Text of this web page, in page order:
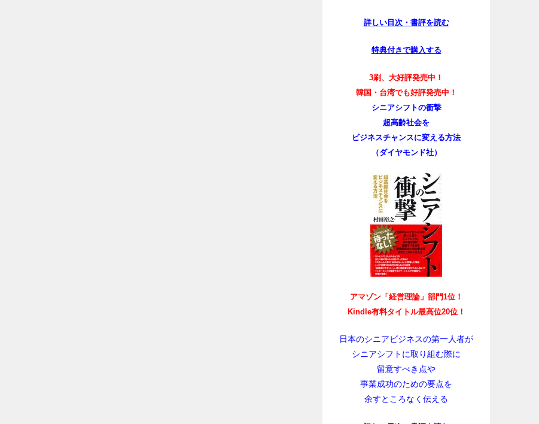
詳しい目次・書評を読む
特典付きで購入する
3刷、大好評発売中！
韓国・台湾でも好評発売中！
シニアシフトの衝撃
超高齢社会を
ビジネスチャンスに変える方法
（ダイヤモンド社）
アマゾン「経営理論」部門1位！
Kindle有料タイトル最高位20位！
日本のシニアビジネスの第一人者が
シニアシフトに取り組む際に
留意すべき点や
事業成功のための要点を
余すところなく伝える